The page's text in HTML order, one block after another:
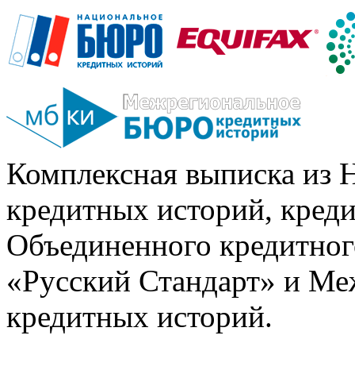
Комплексная выписка из
кредитных историй,
Объединенного
«Русский Стандарт» и
кредитных историй.